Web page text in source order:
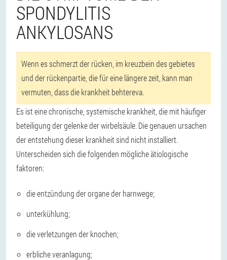
SPONDYLITIS
ANKYLOSANS
Wenn es schmerzt der rücken, im kreuzbein des gebietes
und der rückenpartie, die für eine längere zeit, kann man
vermuten, dass die krankheit behtereva.
Es ist eine chronische, systemische krankheit, die mit häufiger
beteiligung der gelenke der wirbelsäule. Die genauen ursachen
der entstehung dieser krankheit sind nicht installiert.
Unterscheiden sich die folgenden mögliche ätiologische
faktoren:
die entzündung der organe der harnwege;
unterkühlung;
die verletzungen der knochen;
erbliche veranlagung;